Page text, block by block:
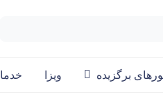
برگزیده ویزا